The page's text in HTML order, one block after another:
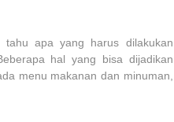
tahu apa yang harus dilakukan
hal yang bisa dijadikan
menu makanan dan minuman,